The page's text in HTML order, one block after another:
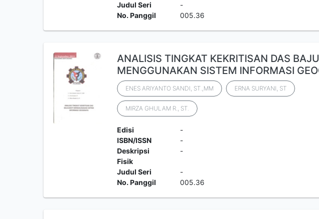
Judul Seri
-
No. Panggil
005.36
ANALISIS TINGKAT KEKRITISAN DAS
MENGGUNAKAN SISTEM INFORMASI
ENES ARIYANTO SANDI, ST.,MM ERNA SURYANI, ST
MIRZA GHULAM R., ST.
Edisi
-
ISBN/ISSN
-
Deskripsi
Fisik
-
Judul Seri
-
No. Panggil
005.36